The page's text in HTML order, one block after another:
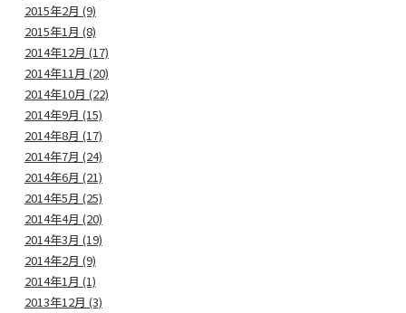
2015年2月 (9)
2015年1月 (8)
2014年12月 (17)
2014年11月 (20)
2014年10月 (22)
2014年9月 (15)
2014年8月 (17)
2014年7月 (24)
2014年6月 (21)
2014年5月 (25)
2014年4月 (20)
2014年3月 (19)
2014年2月 (9)
2014年1月 (1)
2013年12月 (3)